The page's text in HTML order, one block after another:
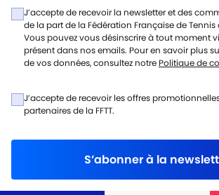
J’accepte de recevoir la newsletter et des
de la part de la Fédération Française de Tennis
Vous pouvez vous désinscrire à tout moment
présent dans nos emails. Pour en savoir plus
de vos données, consultez notre Politique de
J’accepte de recevoir les offres
partenaires de la FFTT.
S’abonner à la